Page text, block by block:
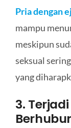
Pria dengan
mampu
meskipun
seksual
yang
3.